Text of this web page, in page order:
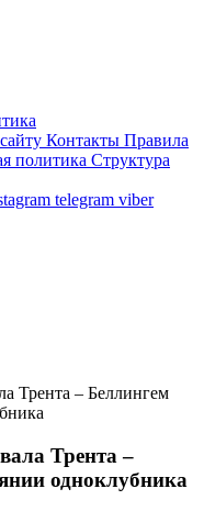
Контакты Правила
политика Структура
telegram viber
Трента – Беллингем
Трента –
одноклубника